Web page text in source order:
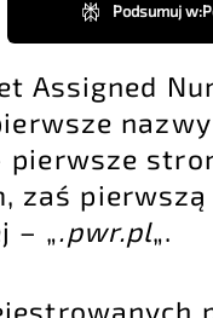
Podsumuj w:
Assigned
zaś pierwszą
– „.pwr.pl„.